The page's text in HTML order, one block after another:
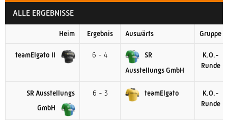
ALLE ERGEBNISSE
Heim Ergebnis Auswärts Gruppe
teamElgato II 6 - 4
SR
Ausstellungs GmbH
K.O.-
Runde
SR Ausstellungs
GmbH
6 - 3 teamElgato
K.O.-
Runde